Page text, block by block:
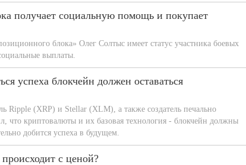
получает социальную помощь и покупает
блока» Олег Солтыс имеет статус участника боевых
выплаты.
успеха блокчейн должен оставаться
Ripple (XRP) и Stellar (XLM), а также создатель печально
что криптовалюты и их базовая технология - блокчейн должны
добится успеха в будущем.
с ценой?